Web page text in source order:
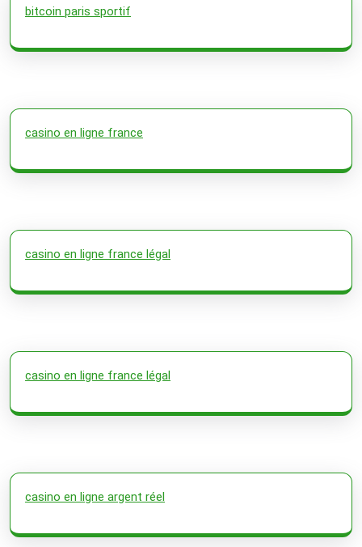
bitcoin paris sportif
casino en ligne france
casino en ligne france légal
casino en ligne france légal
casino en ligne argent réel